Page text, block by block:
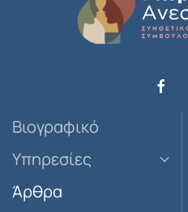
Βιογραφικό
Υπηρεσίες
Άρθρα